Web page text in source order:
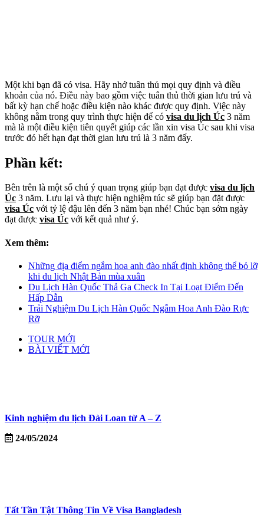
Một khi bạn đã có visa. Hãy nhớ tuân thủ mọi quy định và điều
khoản của nó. Điều này bao gồm việc tuân thủ thời gian lưu trú và
bất kỳ hạn chế hoặc điều kiện nào khác được quy định. Việc này
không nằm trong quy trình thực hiện để có visa du lịch Úc 3 năm
mà là một điều kiện tiên quyết giúp các lần xin visa Úc sau khi visa
trước đó hết hạn đạt thời gian lưu trú là 3 năm đấy.
Phần kết:
Bên trên là một số chú ý quan trọng giúp bạn đạt được visa du lịch
Úc 3 năm. Lưu lại và thực hiện nghiệm túc sẽ giúp bạn đặt được
visa Úc với tỷ lệ đậu lên đến 3 năm bạn nhé! Chúc bạn sớm ngày
đạt được visa Úc với kết quả như ý.
Xem thêm:
Những địa điểm ngắm hoa anh đào nhất định không thể bỏ lỡ
khi du lịch Nhật Bản mùa xuân
Du Lịch Hàn Quốc Thả Ga Check In Tại Loạt Điểm Đến
Hấp Dẫn
Trải Nghiệm Du Lịch Hàn Quốc Ngắm Hoa Anh Đào Rực
Rỡ
TOUR MỚI
BÀI VIẾT MỚI
Kinh nghiệm du lịch Đài Loan từ A – Z
24/05/2024
Tất Tần Tật Thông Tin Về Visa Bangladesh